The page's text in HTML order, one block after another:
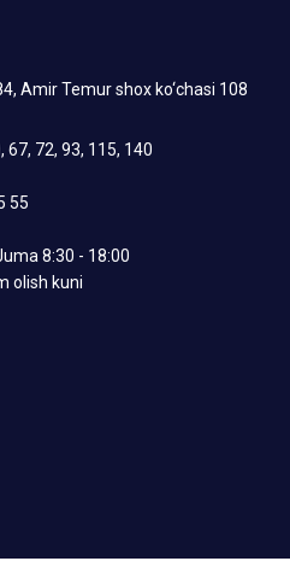
Amir Temur shox ko‘chasi 108
67, 72, 93, 115, 140
55
8:30 - 18:00
olish kuni